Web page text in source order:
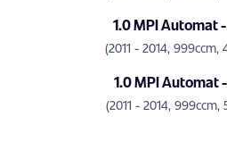
1.0 MPI Automat
(2011 - 2014, 999ccm,
1.0 MPI Automat
(2011 - 2014, 999ccm,